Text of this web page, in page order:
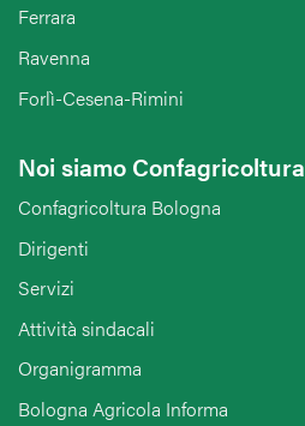
Ferrara
Ravenna
Forlì-Cesena-Rimini
Noi siamo Confagricoltura
Confagricoltura Bologna
Dirigenti
Servizi
Attività sindacali
Organigramma
Bologna Agricola Informa